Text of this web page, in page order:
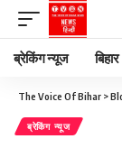
ब्रेकिंग न्यूज बिहार
The Voice Of Bihar >
ब्रेकिंग न्यूज